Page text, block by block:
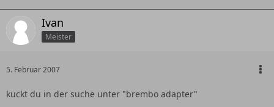
Ivan
Meister
5. Februar 2007
kuckt du in der suche unter "brembo adapter"